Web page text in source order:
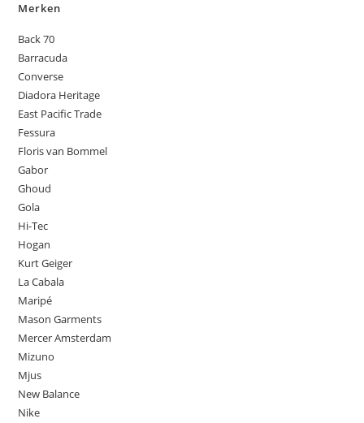
Merken
Back 70
Barracuda
Converse
Diadora Heritage
East Pacific Trade
Fessura
Floris van Bommel
Gabor
Ghoud
Gola
Hi-Tec
Hogan
Kurt Geiger
La Cabala
Maripé
Mason Garments
Mercer Amsterdam
Mizuno
Mjus
New Balance
Nike